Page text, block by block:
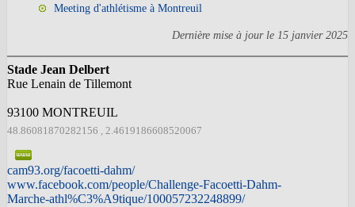
Meeting d'athlétisme à Montreuil
Dernière mise à jour le 15 janvier 2025
Stade Jean Delbert
Rue Lenain de Tillemont
93100 MONTREUIL
48.86081870282156 , 2.4619186608520067
cam93.org/facoetti-dahm/
www.facebook.com/people/Challenge-Facoetti-Dahm-
Marche-athl%C3%A9tique/100057232248899/